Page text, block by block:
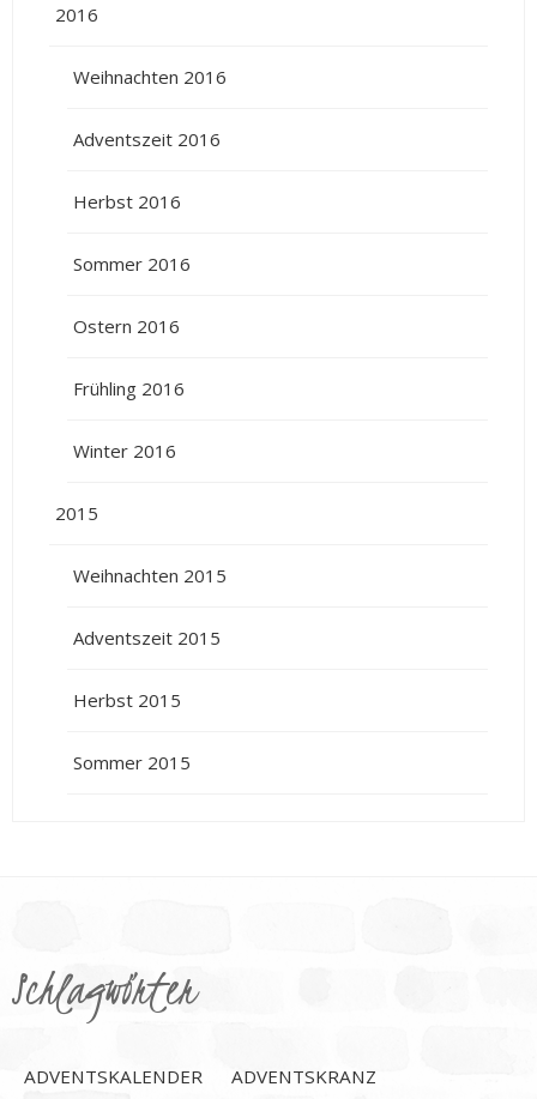
2016
Weihnachten 2016
Adventszeit 2016
Herbst 2016
Sommer 2016
Ostern 2016
Frühling 2016
Winter 2016
2015
Weihnachten 2015
Adventszeit 2015
Herbst 2015
Sommer 2015
Schlagwörter
ADVENTSKALENDER ADVENTSKRANZ